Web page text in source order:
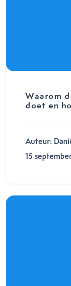
Waarom
doet en
Auteur:
15